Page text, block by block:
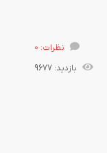
نظرات: 0
بازدید: 9677